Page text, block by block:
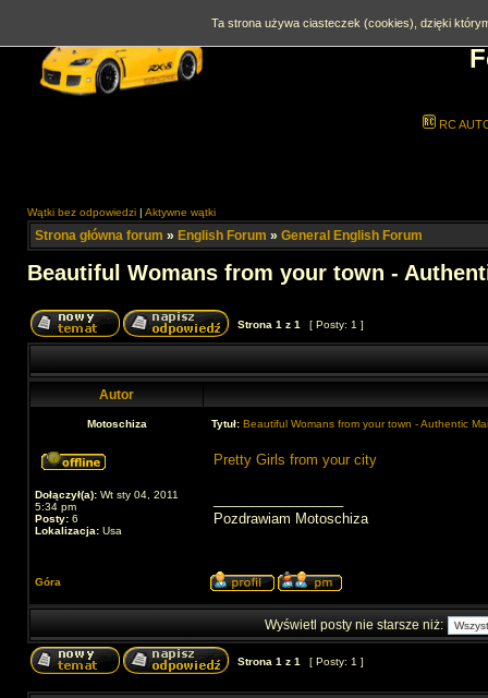
RC
Wątki bez odpowiedzi | Aktywne wątki
Strona główna forum » English Forum » General English Forum
Beautiful Womans from your town -
Strona 1 z 1 [ Posty: 1 ]
Autor
Motoschiza Tytuł: Beautiful Womans from your town - Authentic
Dołączył(a): Wt sty 04, 2011
5:34 pm
Posty: 6
Lokalizacja: Usa
Pretty Girls from your city
Pozdrawiam Motoschiza
Góra
Wyświetl posty nie starsze niż:
Strona 1 z 1 [ Posty: 1 ]
Ta strona używa ciasteczek (cookies), dzięki